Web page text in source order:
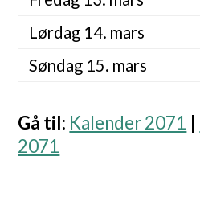
Lørdag 14. mars
Søndag 15. mars
Gå til: Kalender 2071
2071